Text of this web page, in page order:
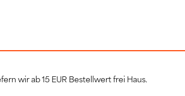
wir ab 15 EUR Bestellwert frei Haus.